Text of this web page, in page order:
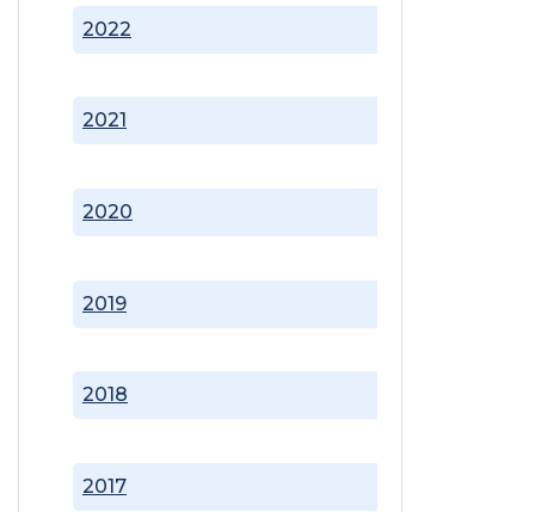
2017
2018
2019
2020
2021
2022